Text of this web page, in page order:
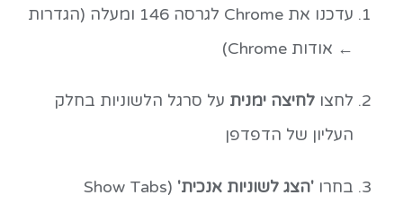
עדכנו את Chrome לגרסה 146 ומעלה (הגדרות
← אודות Chrome)
לחצו לחיצה ימנית על סרגל הלשוניות בחלק
העליון של הדפדפן
בחרו 'הצג לשוניות אנכית' (Show Tabs